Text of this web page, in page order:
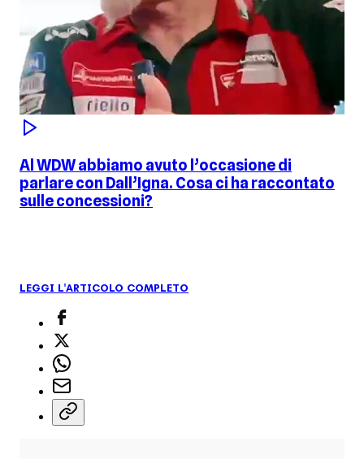
Al WDW abbiamo avuto l’occasione di
parlare con Dall’Igna. Cosa ci ha raccontato
sulle concessioni?
LEGGI L'ARTICOLO COMPLETO